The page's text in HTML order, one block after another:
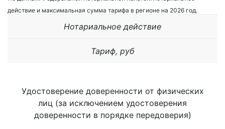
действие и максимальная сумма тарифа в регионе на 2026 год.
Нотариальное действие
Тариф, руб
Удостоверение доверенности от физических
лиц (за исключением удостоверения
доверенности в порядке передоверия)